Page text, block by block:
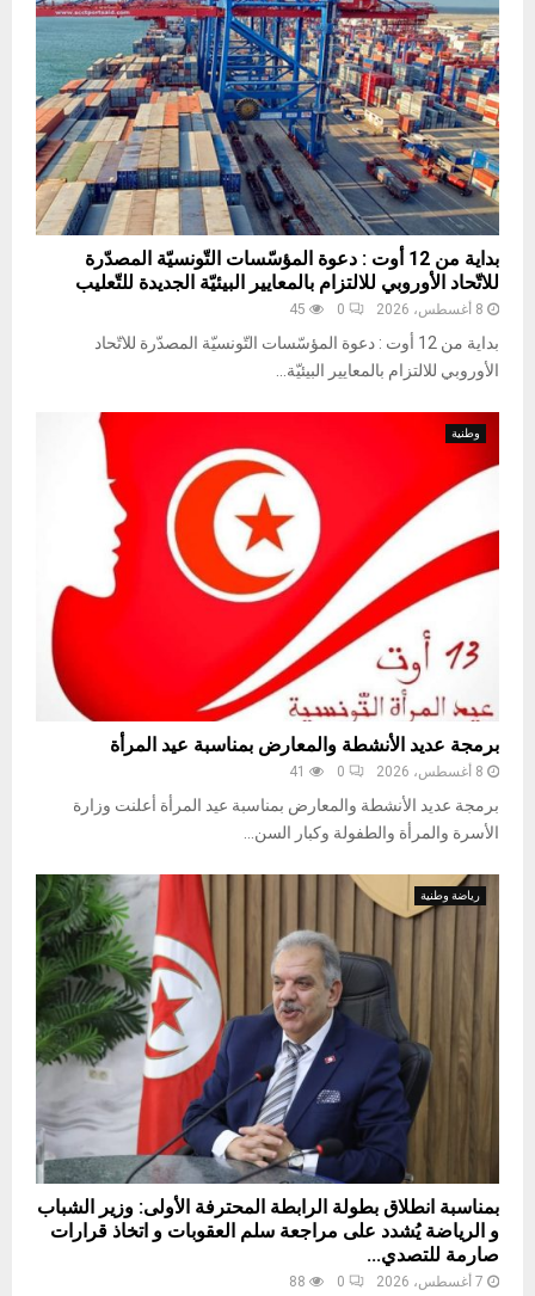
بداية من 12 أوت : دعوة المؤسّسات التّونسيّة المصدّرة
للاتّحاد الأوروبي للالتزام بالمعايير البيئيّة الجديدة للتّعليب
8 أغسطس، 2026 0
45
بداية من 12 أوت : دعوة المؤسّسات التّونسيّة المصدّرة للاتّحاد
الأوروبي للالتزام بالمعايير البيئيّة...
وطنية
برمجة عديد الأنشطة والمعارض بمناسبة عيد المرأة
8 أغسطس، 2026 0
41
برمجة عديد الأنشطة والمعارض بمناسبة عيد المرأة أعلنت وزارة
الأسرة والمرأة والطفولة وكبار السن...
رياضة وطنية
بمناسبة انطلاق بطولة الرابطة المحترفة الأولى: وزير الشباب
و الرياضة يُشدد على مراجعة سلم العقوبات و اتخاذ قرارات
صارمة للتصدي...
7 أغسطس، 2026 0
88